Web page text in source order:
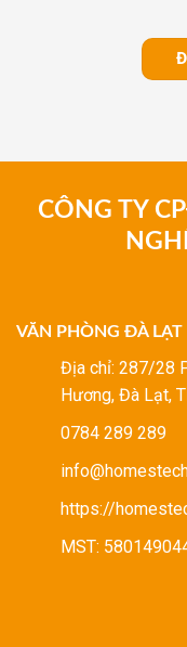
CÔNG TY
VĂN PHÒNG ĐÀ LẠT
Địa chỉ: 287/28
Hương, Đà Lạt,
0784 289 289
https://
MST: